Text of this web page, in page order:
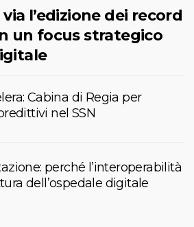
l’edizione dei record
un focus strategico
Cabina di Regia per
nel SSN
perché l’interoperabilità
dell’ospedale digitale